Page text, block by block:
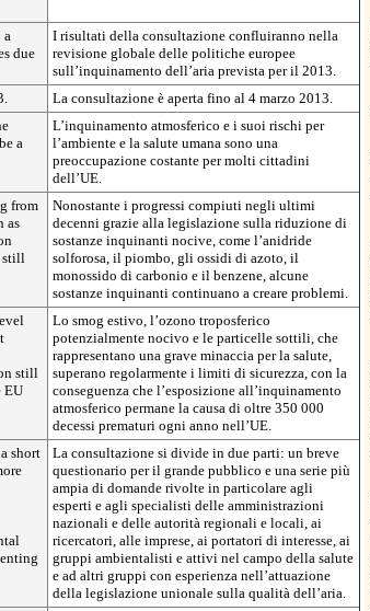
a
due
I risultati della consultazione confluiranno nella
revisione globale delle politiche europee
sull’inquinamento dell’aria prevista per il 2013.
La consultazione è aperta fino al 4 marzo 2013.
a
L’inquinamento atmosferico e i suoi rischi per
l’ambiente e la salute umana sono una
preoccupazione costante per molti cittadini
dell’UE.
from
as
still
Nonostante i progressi compiuti negli ultimi
decenni grazie alla legislazione sulla riduzione di
sostanze inquinanti nocive, come l’anidride
solforosa, il piombo, gli ossidi di azoto, il
monossido di carbonio e il benzene, alcune
sostanze inquinanti continuano a creare problemi.
still
EU
Lo smog estivo, l’ozono troposferico
potenzialmente nocivo e le particelle sottili, che
rappresentano una grave minaccia per la salute,
superano regolarmente i limiti di sicurezza, con la
conseguenza che l’esposizione all’inquinamento
atmosferico permane la causa di oltre 350 000
decessi prematuri ogni anno nell’UE.
short
La consultazione si divide in due parti: un breve
questionario per il grande pubblico e una serie più
ampia di domande rivolte in particolare agli
esperti e agli specialisti delle amministrazioni
nazionali e delle autorità regionali e locali, ai
ricercatori, alle imprese, ai portatori di interesse, ai
gruppi ambientalisti e attivi nel campo della salute
e ad altri gruppi con esperienza nell’attuazione
della legislazione unionale sulla qualità dell’aria.